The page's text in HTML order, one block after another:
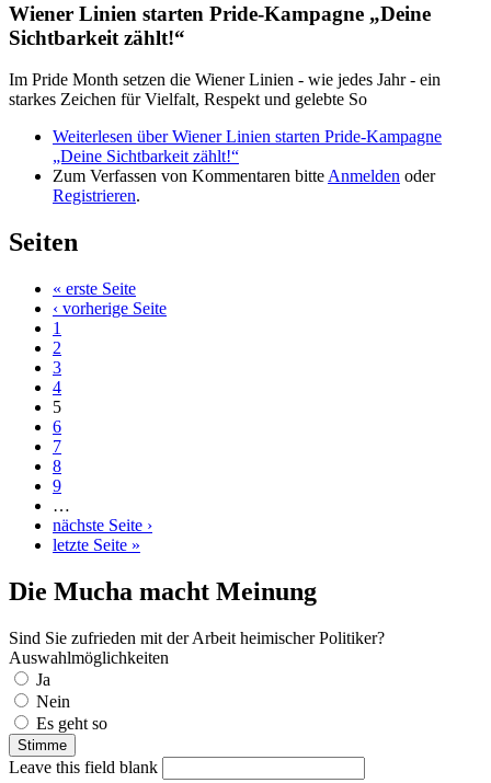
Wiener Linien starten Pride-Kampagne „Deine
Sichtbarkeit zählt!“
Im Pride Month setzen die Wiener Linien - wie jedes Jahr - ein
starkes Zeichen für Vielfalt, Respekt und gelebte So
Weiterlesen über Wiener Linien starten Pride-Kampagne
„Deine Sichtbarkeit zählt!“
Zum Verfassen von Kommentaren bitte Anmelden oder
Registrieren.
Seiten
« erste Seite
‹ vorherige Seite
1
2
3
4
5
6
7
8
9
…
nächste Seite ›
letzte Seite »
Die Mucha macht Meinung
Sind Sie zufrieden mit der Arbeit heimischer Politiker?
Auswahlmöglichkeiten
Ja
Nein
Es geht so
Leave this field blank